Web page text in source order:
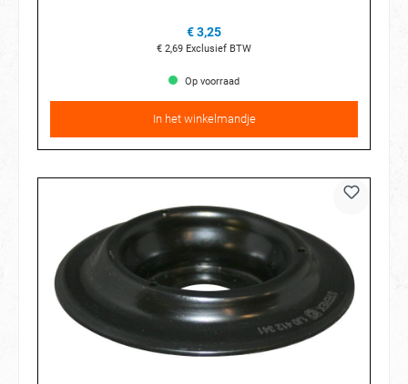
€ 3,25
€ 2,69 Exclusief BTW
Op voorraad
In het winkelmandje